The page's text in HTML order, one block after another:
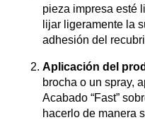
pieza impresa esté
lijar ligeramente la
adhesión del
Aplicación del
brocha o un spray,
Acabado “Fast”
hacerlo de manera